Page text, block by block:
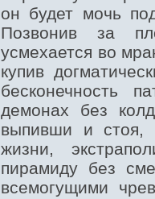
он будет мочь
Позвонив за
усмехается во
купив
бесконечность
демонах без
выпивши и стоя,
жизни,
пирамиду без
всемогущими